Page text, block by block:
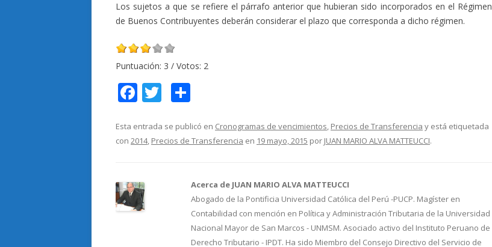
Los sujetos a que se refiere el párrafo anterior que hubieran sido incorporados en el Régimen
de Buenos Contribuyentes deberán considerar el plazo que corresponda a dicho régimen.
Puntuación: 3 / Votos: 2
F
e
b
o
k
T
itt
er
m
p
ti
r
Esta entrada se publicó en Cronogramas de vencimientos, Precios de Transferencia y está etiquetada
con 2014, Precios de Transferencia en 19 mayo, 2015 por JUAN MARIO ALVA MATTEUCCI.
Acerca de JUAN MARIO ALVA MATTEUCCI
Abogado de la Pontificia Universidad Católica del Perú -PUCP. Magíster en
Contabilidad con mención en Política y Administración Tributaria de la Universidad
Nacional Mayor de San Marcos - UNMSM. Asociado activo del Instituto Peruano de
Derecho Tributario - IPDT. Ha sido Miembro del Consejo Directivo del Servicio de